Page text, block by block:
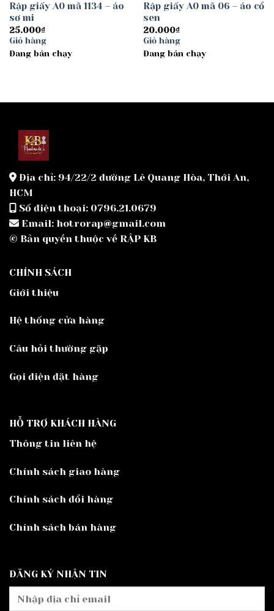
Rập giấy A0 mã 1134 – áo
sơ mi
25.000₫
Giỏ hàng
Đang bán chạy
Rập giấy A0 mã 06 – áo cổ
sen
20.000₫
Giỏ hàng
Đang bán chạy
Địa chỉ: 94/22/2 đường Lê Quang Hòa, Thới An,
HCM
Số điện thoại: 0796.21.0679
Email: hotrorap@gmail.com
© Bản quyền thuộc về RẬP KB
CHÍNH SÁCH
Giới thiệu
Hệ thống cửa hàng
Câu hỏi thường gặp
Gọi điện đặt hàng
HỖ TRỢ KHÁCH HÀNG
Thông tin liên hệ
Chính sách giao hàng
Chính sách đổi hàng
Chính sách bán hàng
ĐĂNG KÝ NHẬN TIN